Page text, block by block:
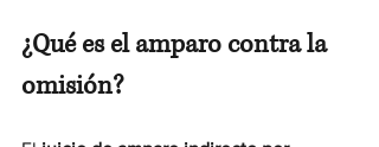
¿Qué es el amparo contra la
omisión?